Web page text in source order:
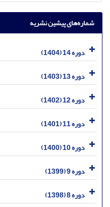
شماره‌های پیشین نشریه
دوره 14 (1404)
دوره 13 (1403)
دوره 12 (1402)
دوره 11 (1401)
دوره 10 (1400)
دوره 9 (1399)
دوره 8 (1398)